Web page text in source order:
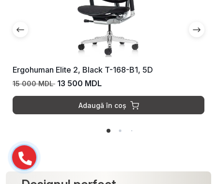
Ergohuman Elite 2, Scarlet T-168-B3, 5D
15 000 MDL 13 500 MDL
Adaugă în coș